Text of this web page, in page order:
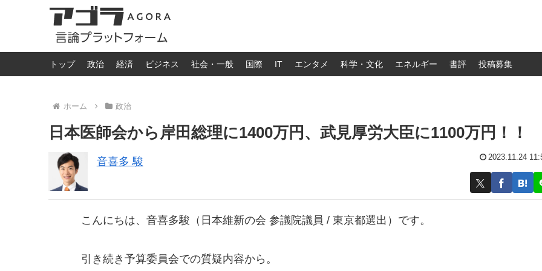
トップ 政治 経済 ビジネス 社会・一般 国際 IT エンタメ 科学・文化 エネルギー 書評 投稿募集
ホーム 政治
日本医師会から岸田総理に1400万円、武見厚労大臣に1100万円！！
音喜多 駿 2023.11.24
こんにちは、音喜多駿（日本維新の会 参議院議員 / 東京都選出）です。
引き続き予算委員会での質疑内容から。